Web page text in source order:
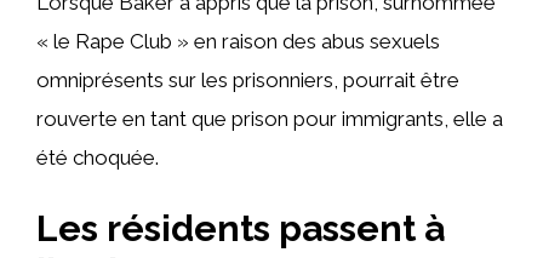
« le Rape Club » en raison des abus sexuels
omniprésents sur les prisonniers, pourrait être
rouverte en tant que prison pour immigrants, elle a
été choquée.
Les résidents passent à